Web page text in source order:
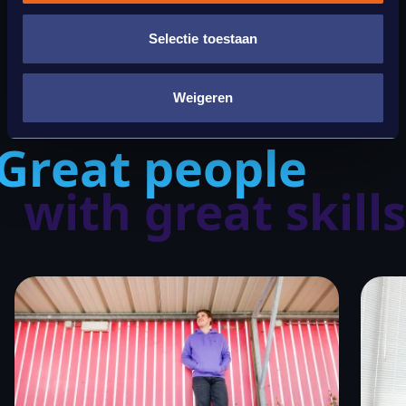
Selectie toestaan
Weigeren
people
with great skills